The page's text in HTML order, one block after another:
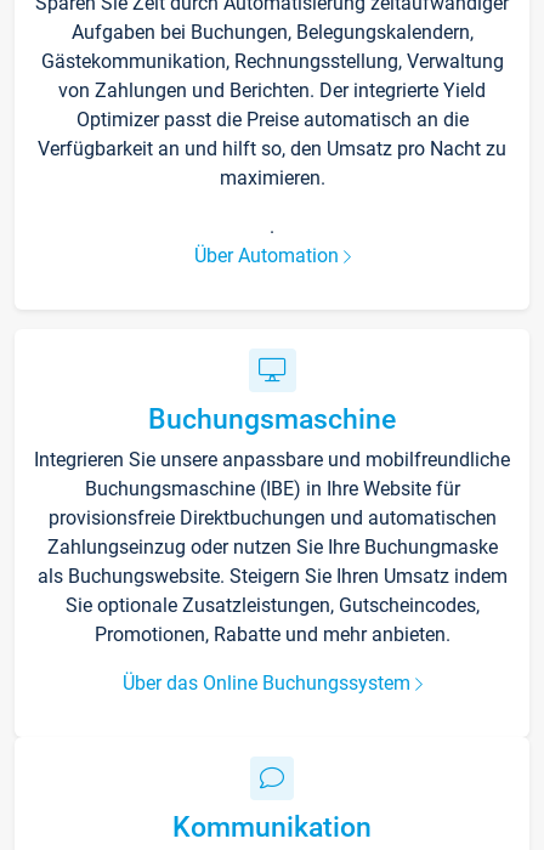
Aufgaben bei Buchungen, Belegungskalendern,
Gästekommunikation, Rechnungsstellung, Verwaltung
von Zahlungen und Berichten. Der integrierte Yield
Optimizer passt die Preise automatisch an die
Verfügbarkeit an und hilft so, den Umsatz pro Nacht zu
maximieren.
.
Über Automation
Buchungsmaschine
Integrieren Sie unsere anpassbare und mobilfreundliche
Buchungsmaschine (IBE) in Ihre Website für
provisionsfreie Direktbuchungen und automatischen
Zahlungseinzug oder nutzen Sie Ihre Buchungmaske
als Buchungswebsite. Steigern Sie Ihren Umsatz indem
Sie optionale Zusatzleistungen, Gutscheincodes,
Promotionen, Rabatte und mehr anbieten.
Über das Online Buchungssystem
Kommunikation